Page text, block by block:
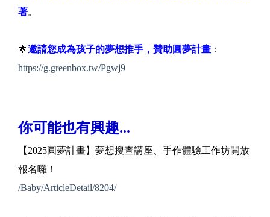
著。
🌟邀請您成為孩子的夢想推手，贊助圓夢計畫 ：
https://g.greenbox.tw/Pgwj9
你可能也有興趣...
【2025圓夢計畫】夢想搜查講座、手作體驗工作坊開放
報名囉！
/Baby/ArticleDetail/8204/